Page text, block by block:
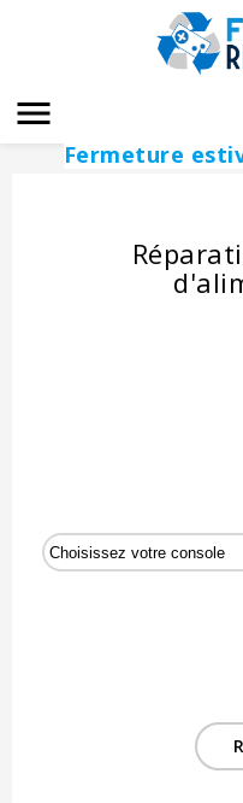

Fermeture